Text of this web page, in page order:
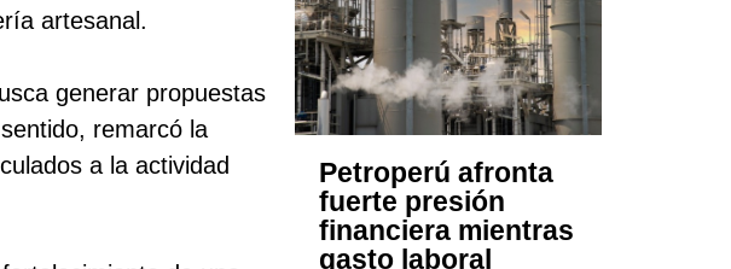
artesanal.
generar propuestas
remarcó la
a la actividad
Petroperú afronta
fuerte presión
financiera mientras
gasto laboral